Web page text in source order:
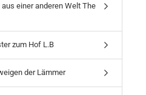
aus einer anderen Welt The
zum Hof L.B
der Lämmer